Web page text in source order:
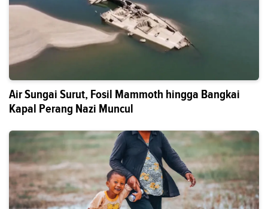
Air Sungai Surut, Fosil Mammoth hingga Bangkai
Kapal Perang Nazi Muncul